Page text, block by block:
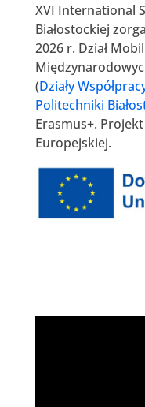
XVI International
Białostockiej
2026 r. Dział
(Działy
Politechniki
Erasmus+.
Europejskiej.